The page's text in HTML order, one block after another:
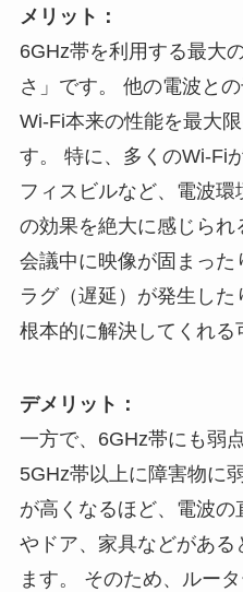
メリット：
6GHz帯を利用する最大
さ」です。 他の電波と
Wi-Fi本来の性能を最大
す。 特に、多くのWi-Fi
フィスビルなど、電波
の効果を絶大に感じら
会議中に映像が固まっ
ラグ（遅延）が発生した
根本的に解決してくれる
デメリット：
一方で、6GHz帯にも弱
5GHz帯以上に障害物に
が高くなるほど、電波
やドア、家具などがある
ます。 そのため、ルー